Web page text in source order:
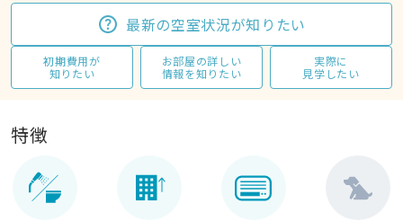
最新の空室状況が知りたい
初期費用が
知りたい
お部屋の詳しい
情報を知りたい
実際に
見学したい
特徴